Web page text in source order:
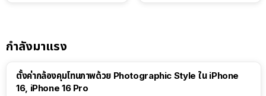
กำลังมาแรง
ตั้งค่ากล้องคุมโทนภาพด้วย Photographic Style ใน iPhone
16, iPhone 16 Pro